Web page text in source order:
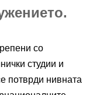
со
студии и
потврди нивната